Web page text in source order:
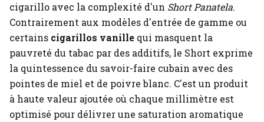
cigarillo avec la complexité d'un Short Panatela.
Contrairement aux modèles d'entrée de gamme ou
certains cigarillos vanille qui masquent la
pauvreté du tabac par des additifs, le Short exprime
la quintessence du savoir-faire cubain avec des
pointes de miel et de poivre blanc. C'est un produit
à haute valeur ajoutée où chaque millimètre est
optimisé pour délivrer une saturation aromatique